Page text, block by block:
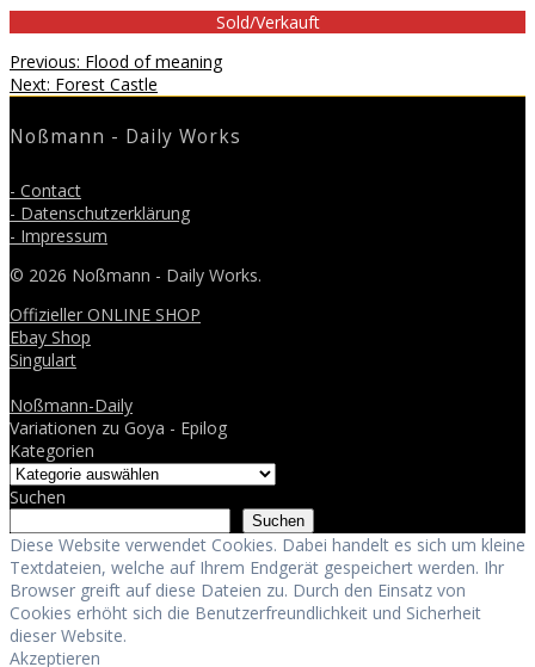
Sold/Verkauft
Beitragsnavigation
Previous: Previous
post:
Flood of meaning
Next: Next
Forest Castle
Noßmann - Daily Works
- Contact
- Datenschutzerklärung
- Impressum
© 2026 Noßmann - Daily Works.
Offizieller ONLINE SHOP
Ebay Shop
Singulart
Noßmann-Daily
Variationen zu Goya - Epilog
Kategorien
Suchen
Suchen
Diese Website verwendet Cookies. Dabei handelt es sich um kleine
Textdateien, welche auf Ihrem Endgerät gespeichert werden. Ihr
Browser greift auf diese Dateien zu. Durch den Einsatz von
Cookies erhöht sich die Benutzerfreundlichkeit und Sicherheit
dieser Website.
Akzeptieren